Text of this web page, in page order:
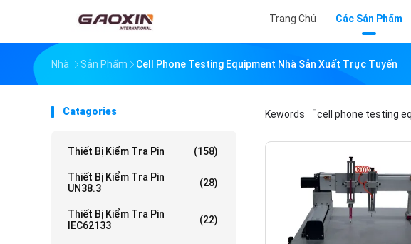
Trang Chủ Các Sản Phẩm
Nhà Sản Phẩm Cell Phone Testing Equipment Nhà Sản Xuất Trực Tuyến
Catagories
Thiết Bị Kiểm Tra Pin (158)
Thiết Bị Kiểm Tra Pin
UN38.3
(28)
Thiết Bị Kiểm Tra Pin
IEC62133
(22)
Kewords 「cell phone testing